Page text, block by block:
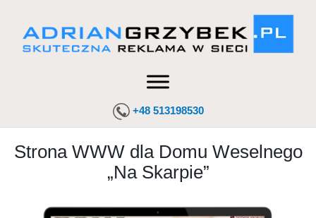
+48 513198530
Strona WWW dla Domu Weselnego
„Na Skarpie”